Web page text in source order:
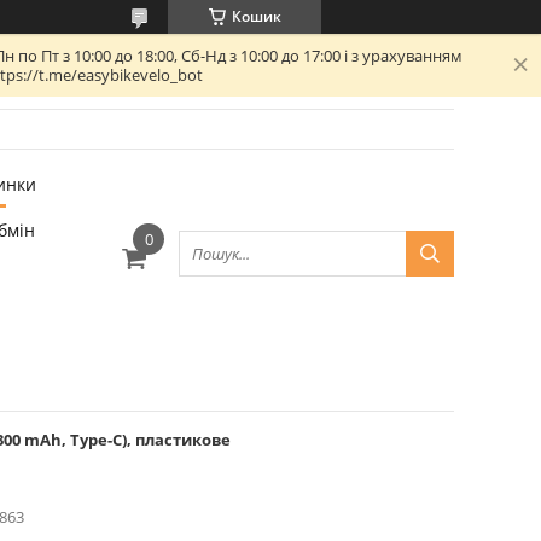
Кошик
Пт з 10:00 до 18:00, Сб-Нд з 10:00 до 17:00 і з урахуванням
t.me/easybikevelo_bot
mAh, Type-C), пластикове